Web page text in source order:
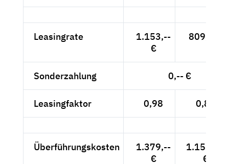
Leasingrate
1.153,--
€
809,-- €
Sonderzahlung 0,-- €
Leasingfaktor 0,98 0,82
Überführungskosten
1.379,--
€
1.158,82
€